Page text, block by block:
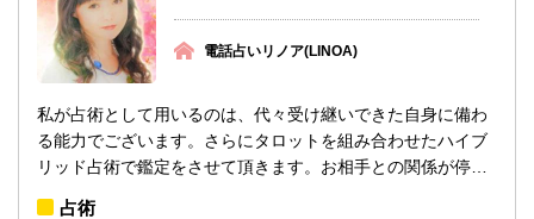
電話占いリノア(LINOA)
私が占術として用いるのは、代々受け継いできた自身に備わ
る能力でございます。さらにタロットを組み合わせたハイブ
リッド占術で鑑定をさせて頂きます。お相手との関係が停滞
占術